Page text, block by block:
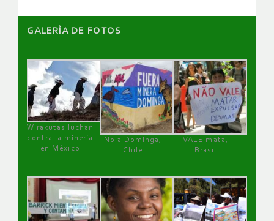
GALERÌA DE FOTOS
Wirakutas luchan
contra la minería
en México
No a Dominga,
Chile
VALE mata,
Brasil